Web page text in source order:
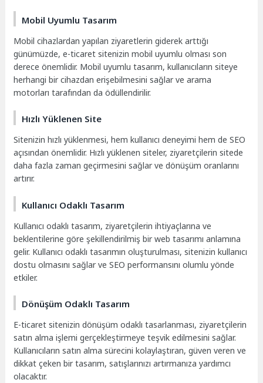
Mobil Uyumlu Tasarım
Mobil cihazlardan yapılan ziyaretlerin giderek arttığı
günümüzde, e-ticaret sitenizin mobil uyumlu olması son
derece önemlidir. Mobil uyumlu tasarım, kullanıcıların siteye
herhangi bir cihazdan erişebilmesini sağlar ve arama
motorları tarafından da ödüllendirilir.
Hızlı Yüklenen Site
Sitenizin hızlı yüklenmesi, hem kullanıcı deneyimi hem de SEO
açısından önemlidir. Hızlı yüklenen siteler, ziyaretçilerin sitede
daha fazla zaman geçirmesini sağlar ve dönüşüm oranlarını
artırır.
Kullanıcı Odaklı Tasarım
Kullanıcı odaklı tasarım, ziyaretçilerin ihtiyaçlarına ve
beklentilerine göre şekillendirilmiş bir web tasarımı anlamına
gelir. Kullanıcı odaklı tasarımın oluşturulması, sitenizin kullanıcı
dostu olmasını sağlar ve SEO performansını olumlu yönde
etkiler.
Dönüşüm Odaklı Tasarım
E-ticaret sitenizin dönüşüm odaklı tasarlanması, ziyaretçilerin
satın alma işlemi gerçekleştirmeye teşvik edilmesini sağlar.
Kullanıcıların satın alma sürecini kolaylaştıran, güven veren ve
dikkat çeken bir tasarım, satışlarınızı artırmanıza yardımcı
olacaktır.